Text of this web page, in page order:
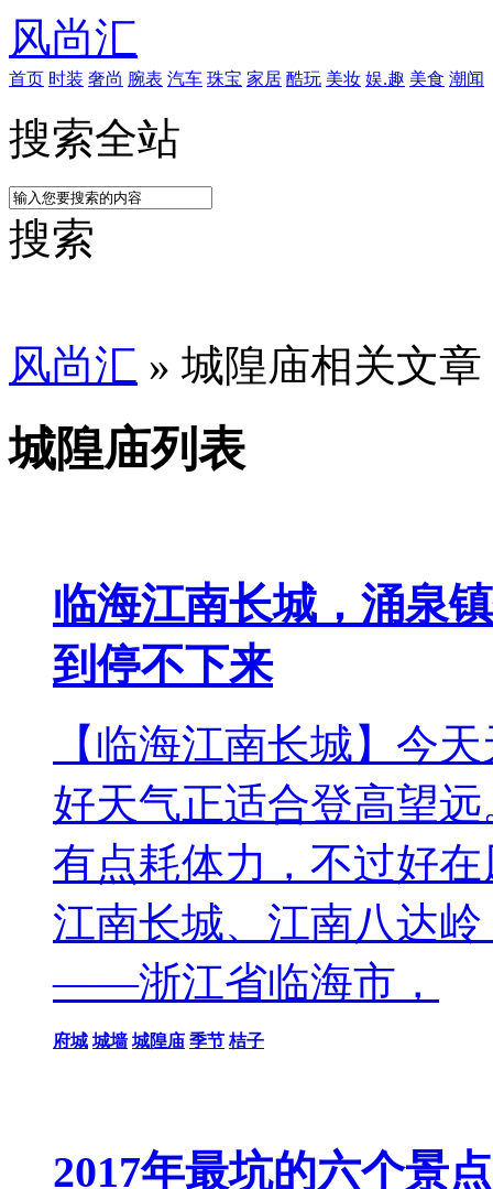
风尚汇
首页 时装 奢尚 腕表 汽车 珠宝 家居 酷玩 美妆 娱.趣 美食 潮闻
搜索全站
搜索
风尚汇 » 城隍庙相关文章
城隍庙列表
临海江南长城，涌泉
到停不下来
【临海江南长城】今
好天气正适合登高望
有点耗体力，不过好
江南长城、江南八达
——浙江省临海市，
府城 城墙 城隍庙 季节 桔子
2017年最坑的六个景